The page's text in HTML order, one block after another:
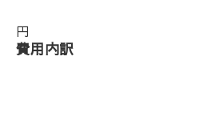
円
費用内訳